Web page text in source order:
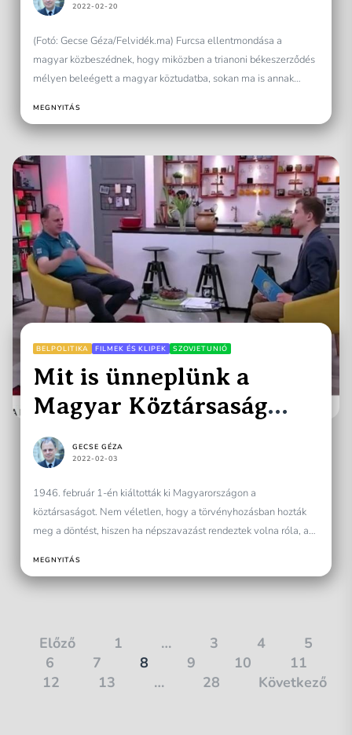
2022-02-20
(Fotó: Gecse Géza/Felvidék.ma) Furcsa ellentmondása a
magyar közbeszédnek, hogy miközben a trianoni békeszerződés
mélyen beleégett a magyar köztudatba, sokan ma is annak
MEGNYITÁS
BELPOLITIKA FILMEK ÉS KLIPEK SZOVJETUNIÓ
Mit is ünneplünk a
Magyar Köztársaság
napján?
GECSE GÉZA
2022-02-03
1946. február 1-én kiáltották ki Magyarországon a
köztársaságot. Nem véletlen, hogy a törvényhozásban hozták
meg a döntést, hiszen ha népszavazást rendeztek volna róla, az
MEGNYITÁS
Bejegyzések
lapozása
Előző 1 … 3 4
5
6
7 8 9 10
11
12
13 … 28 Következő